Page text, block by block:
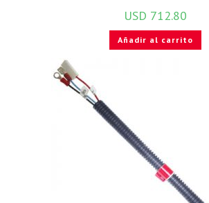
USD 712.80
Añadir al carrito